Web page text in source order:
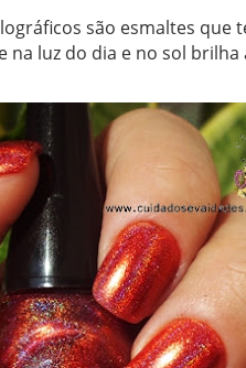
são esmaltes
luz do dia e no sol brilha